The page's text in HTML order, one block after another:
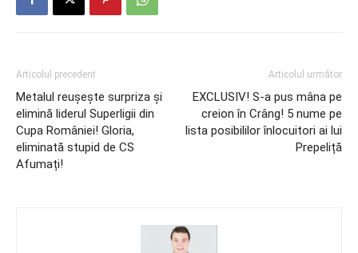
Articolul precedent
Metalul reușește surpriza și
elimină liderul Superligii din
Cupa României! Gloria,
eliminată stupid de CS
Afumați!
Articolul următor
EXCLUSIV! S-a pus mâna pe
creion în Crâng! 5 nume pe
lista posibililor înlocuitori ai lui
Prepeliță